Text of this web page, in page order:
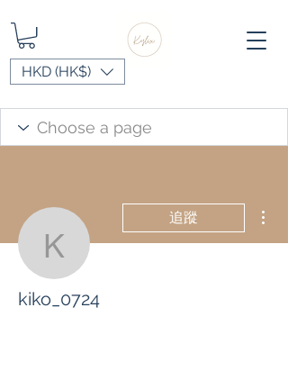
HKD (HK$)
kiko_0724
追蹤
kiko_0724